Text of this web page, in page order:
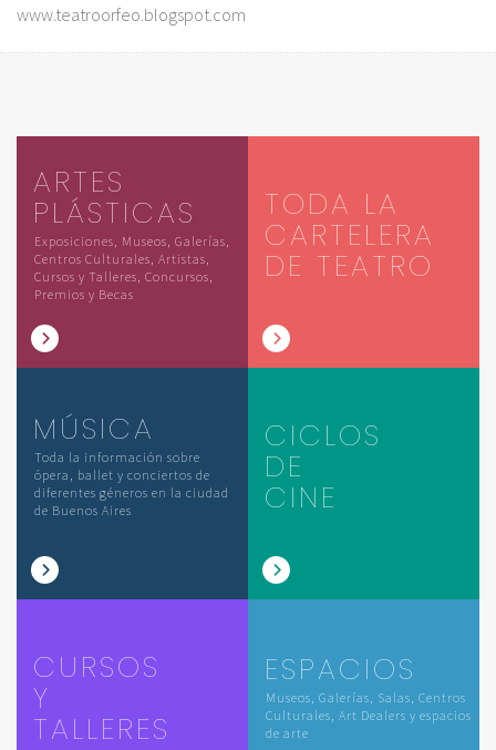
www.teatroorfeo.blogspot.com
ARTES
PLÁSTICAS
Exposiciones, Museos, Galerías,
Centros Culturales, Artistas,
Cursos y Talleres, Concursos,
Premios y Becas
TODA LA
CARTELERA
DE TEATRO
MÚSICA
Toda la información sobre
ópera, ballet y conciertos de
diferentes géneros en la ciudad
de Buenos Aires
CICLOS
DE
CINE
CURSOS
Y
TALLERES
ESPACIOS
Museos, Galerías, Salas, Centros
Culturales, Art Dealers y espacios
de arte